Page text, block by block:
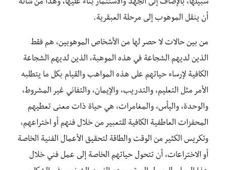
سبيلها، بالإضاف إلى الجهد والاستثمار بناءً عليها، وهذا من شأنه
أن ينقل الموهوب إلى مرحلة العبقرية.
من بين حالات لا حصر لها من الأشخاص الموهوبين، هم فقط
الذين لديهم الشجاعة في هذه الموهبة، الذين لديهم الشجاعة
الكافية لإرساء حياتهم على هذه المواهب والقيام بكل ما يتطلبه
الأمر مثل التعليم، والتدريب، والإيمان، والتفاني غير المشروط،
والوحدة، واليأس، والمغامرات، هي حياة ذات معنى تعطيهم
المحفزات العاطفية الكافية للتعبير من خلال فنهم أو اختراعهم،
وتكريس الكثير من الوقت والطاقة لتحقيق الأعمال الفنية الخاصة
أو الاختراعات، أن تتحول حياتهم الخاصة إلى عمل فني خلال